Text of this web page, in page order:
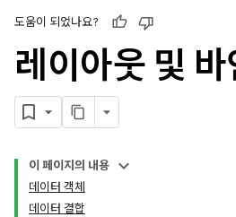
도움이 되었나요?
레이아웃 및
이 페이지의 내용
데이터 객체
데이터 결합